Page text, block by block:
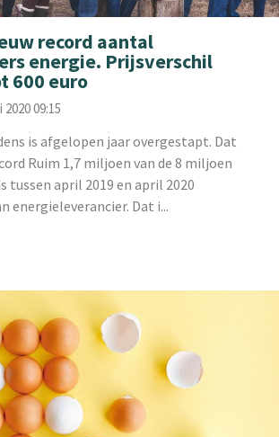
record aantal
energie. Prijsverschil
600 euro
09:15
is afgelopen jaar overgestapt. Dat
Ruim 1,7 miljoen van de 8 miljoen
tussen april 2019 en april 2020
energieleverancier. Dat i...